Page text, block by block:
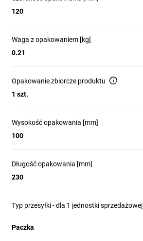
120
Waga z opakowaniem [kg]
0.21
Opakowanie zbiorcze produktu
1 szt.
Wysokość opakowania [mm]
100
Długość opakowania [mm]
230
Typ przesyłki - dla 1 jednostki sprzedażowej
Paczka